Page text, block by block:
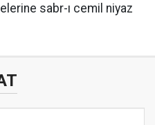
sabr-ı cemil niyaz